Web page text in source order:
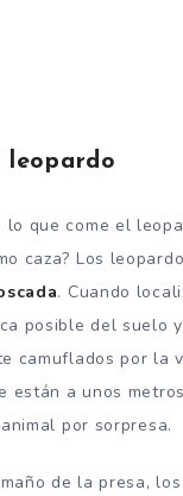
leopardo
lo que come el
caza? Los
. Cuando
posible del suelo
camuflados por la
están a unos
por sorpresa.
de la presa,